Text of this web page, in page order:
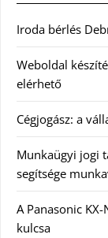
Iroda bérlés
Weboldal
elérhető
Cégjogász: a
Munkaügyi jogi
segítsége
A Panasonic
kulcsa